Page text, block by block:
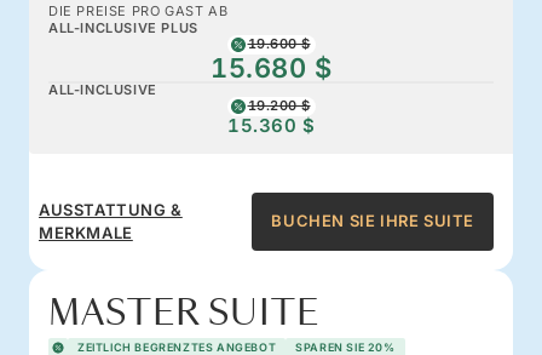
DIE PREISE PRO GAST AB
ALL-INCLUSIVE PLUS
19.600 $
15.680 $
ALL-INCLUSIVE
19.200 $
15.360 $
AUSSTATTUNG &
MERKMALE
BUCHEN SIE IHRE SUITE
MASTER SUITE
ZEITLICH BEGRENZTES ANGEBOT SPAREN SIE 20%